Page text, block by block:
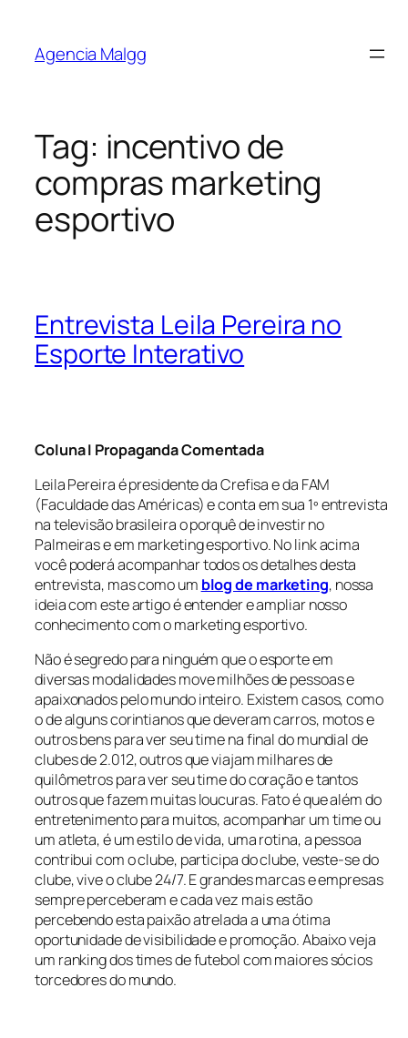
Agencia Malgg
Tag: incentivo de
compras marketing
esportivo
Entrevista Leila Pereira no
Esporte Interativo
Coluna I Propaganda Comentada
Leila Pereira é presidente da Crefisa e da FAM
(Faculdade das Américas) e conta em sua 1º entrevista
na televisão brasileira o porquê de investir no
Palmeiras e em marketing esportivo. No link acima
você poderá acompanhar todos os detalhes desta
entrevista, mas como um blog de marketing, nossa
ideia com este artigo é entender e ampliar nosso
conhecimento com o marketing esportivo.
Não é segredo para ninguém que o esporte em
diversas modalidades move milhões de pessoas e
apaixonados pelo mundo inteiro. Existem casos, como
o de alguns corintianos que deveram carros, motos e
outros bens para ver seu time na final do mundial de
clubes de 2.012, outros que viajam milhares de
quilômetros para ver seu time do coração e tantos
outros que fazem muitas loucuras. Fato é que além do
entretenimento para muitos, acompanhar um time ou
um atleta, é um estilo de vida, uma rotina, a pessoa
contribui com o clube, participa do clube, veste-se do
clube, vive o clube 24/7. E grandes marcas e empresas
sempre perceberam e cada vez mais estão
percebendo esta paixão atrelada a uma ótima
oportunidade de visibilidade e promoção. Abaixo veja
um ranking dos times de futebol com maiores sócios
torcedores do mundo.